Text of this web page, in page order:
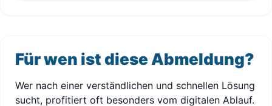
Für wen ist diese Abmeldung?
Wer nach einer verständlichen und schnellen Lösung
sucht, profitiert oft besonders vom digitalen Ablauf.